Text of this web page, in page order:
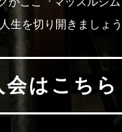
生を切り開きましょう
はこちら